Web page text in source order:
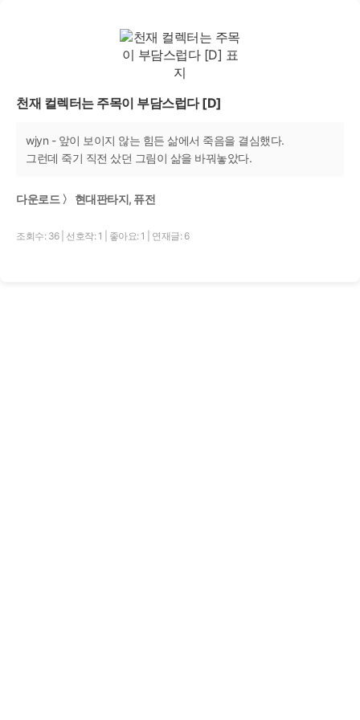
천재 컬렉터는 주목이 부담스럽다 [D]
wjyn - 앞이 보이지 않는 힘든 삶에서 죽음을 결심했다.
그런데 죽기 직전 샀던 그림이 삶을 바꿔놓았다.
다운로드 〉 현대판타지, 퓨전
조회수: 36 선호작: 1 좋아요: 1 연재글: 6